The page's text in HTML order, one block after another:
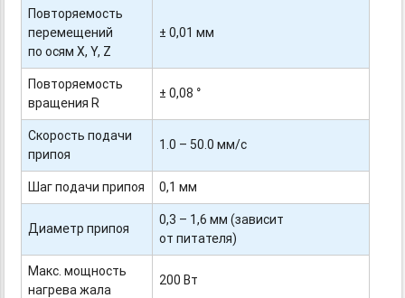
Повторяемость
перемещений
по осям X, Y, Z
± 0,01 мм
Повторяемость
вращения R
± 0,08 °
Скорость подачи
припоя
1.0 – 50.0 мм/с
Шаг подачи припоя 0,1 мм
Диаметр припоя
0,3 – 1,6 мм (зависит
от питателя)
Макс. мощность
нагрева жала
200 Вт